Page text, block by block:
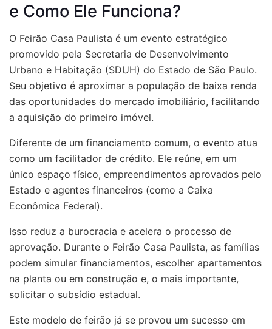
e Como Ele Funciona?
O Feirão Casa Paulista é um evento estratégico
promovido pela Secretaria de Desenvolvimento
Urbano e Habitação (SDUH) do Estado de São Paulo.
Seu objetivo é aproximar a população de baixa renda
das oportunidades do mercado imobiliário, facilitando
a aquisição do primeiro imóvel.
Diferente de um financiamento comum, o evento atua
como um facilitador de crédito. Ele reúne, em um
único espaço físico, empreendimentos aprovados pelo
Estado e agentes financeiros (como a Caixa
Econômica Federal).
Isso reduz a burocracia e acelera o processo de
aprovação. Durante o Feirão Casa Paulista, as famílias
podem simular financiamentos, escolher apartamentos
na planta ou em construção e, o mais importante,
solicitar o subsídio estadual.
Este modelo de feirão já se provou um sucesso em